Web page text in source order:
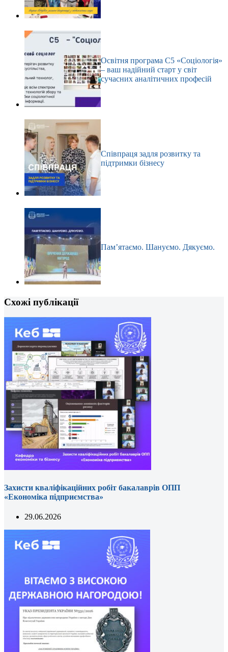
Освітня програма С5 «Соціологія»
– ваш надійний старт у світ
сучасних аналітичних професій
Співпраця задля розвитку та
підтримки бізнесу
Пам’ятаємо. Шануємо. Дякуємо.
Схожі публікації
Захисти кваліфікаційних робіт бакалаврів ОПП
«Економіка підприємства»
29.06.2026